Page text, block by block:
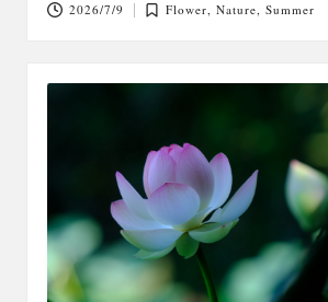
2026/7/9
Posted
Flower,Nature,Summer